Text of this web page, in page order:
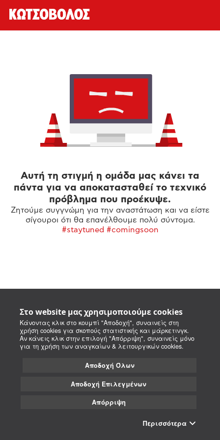
Στο website μας χρησιμοποιούμε cookies
Κάνοντας κλικ στο κουμπί "Αποδοχή", συναινείς στη
χρήση cookies για σκοπούς στατιστικής και μάρκετινγκ.
Αν κάνεις κλικ στην επιλογή "Απόρριψη", συναινείς μόνο
για τη χρήση των αναγκαίων & λειτουργικών cookies.
Αποδοχή Όλων
Αποδοχή Επιλεγμένων
Απόρριψη
Περισσότερα
Αυτή τη στιγμή η ομάδα μας κάνει τα
πάντα για να αποκατασταθεί το τεχνικό
πρόβλημα που προέκυψε.
Ζητούμε συγγνώμη για την αναστάτωση και να είστε
σίγουροι ότι θα επανέλθουμε πολύ σύντομα.
#staytuned #comingsoon